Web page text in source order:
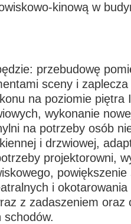
kinową w
przebudowę
sceny i
na poziomie piętra
wykonanie
na potrzeby osób
i drzwiowej,
projektorowni,
powiększenie
i
z zadaszeniem oraz
schodów.